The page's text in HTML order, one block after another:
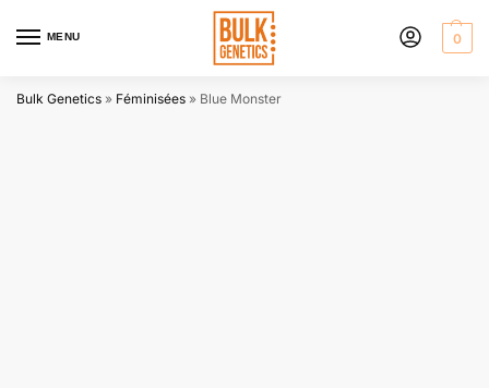
MENU 0
Bulk Genetics » Féminisées » Blue Monster